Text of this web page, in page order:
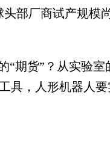
部厂商试产规模
期货”？从实验室
具，人形机器人